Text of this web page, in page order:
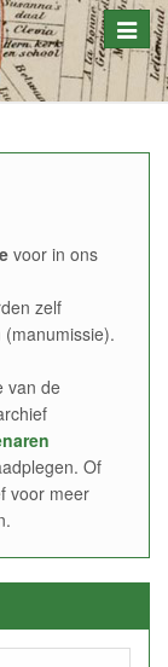
Toggle
voor in ons
zelf
van de
Of
voor meer